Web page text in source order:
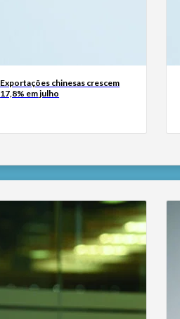
Exportações chinesas crescem
17,8% em julho